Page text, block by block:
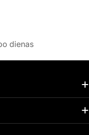
dienas